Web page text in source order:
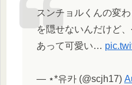
スンチョルくんの変
を隠せないんだけど
あって可愛い…
— ⋆*유카 (@scjh17)